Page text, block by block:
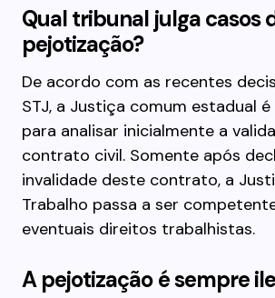
Qual tribunal julga casos
pejotização?
De acordo com as recentes
STJ, a Justiça comum estadual
para analisar inicialmente a
contrato civil. Somente após
invalidade deste contrato, a
Trabalho passa a ser
eventuais direitos trabalhistas.
A pejotização é sempre